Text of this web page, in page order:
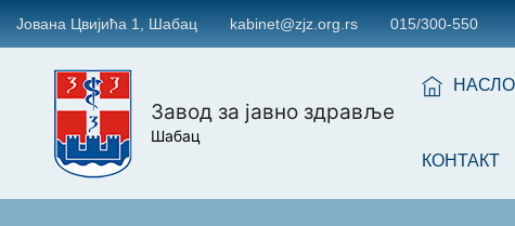
Јована Цвијића 1, Шабац kabinet@zjz.org.rs 015/300-550
Завод за јавно здравље
Шабац
КОНТАКТ